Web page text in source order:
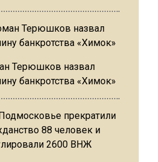
Терюшков назвал
банкротства «Химок»